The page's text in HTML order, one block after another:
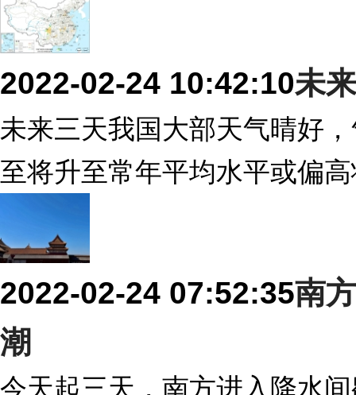
2022-02-24 10:42:10未
未来三天我国大部天气晴好
至将升至常年平均水平或偏
2022-02-24 07:52:35南
潮
今天起三天，南方进入降水